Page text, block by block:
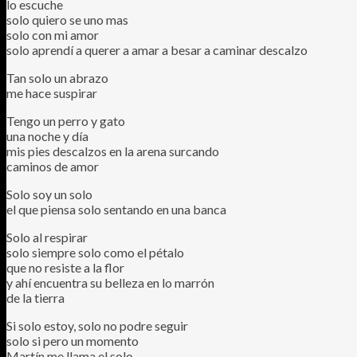
lo escuche
solo quiero se uno mas
solo con mi amor
solo aprendí a querer a amar a besar a caminar descalzo
Tan solo un abrazo
me hace suspirar
Tengo un perro y gato
una noche y día
mis pies descalzos en la arena surcando
caminos de amor
Solo soy un solo
el que piensa solo sentando en una banca
Solo al respirar
solo siempre solo como el pétalo
que no resiste a la flor
y ahí encuentra su belleza en lo marrón
de la tierra
Si solo estoy, solo no podre seguir
solo si pero un momento